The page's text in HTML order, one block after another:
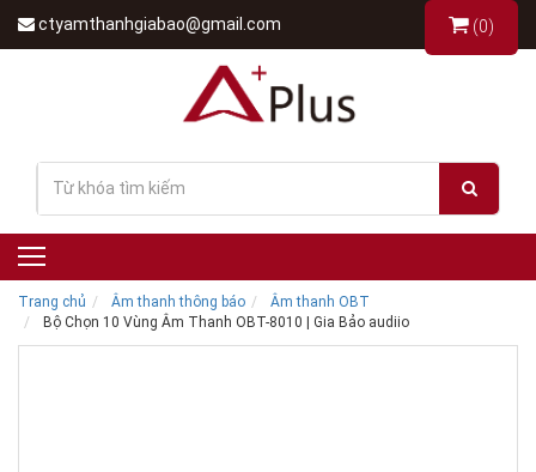
ctyamthanhgiabao@gmail.com (0)
Trang chủ Âm thanh thông báo
Âm thanh OBT
Bộ Chọn 10 Vùng Âm Thanh OBT-8010 | Gia Bảo audiio